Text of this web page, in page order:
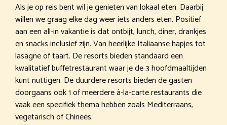
Als je op reis bent wil je genieten van lokaal eten. Daarbij
willen we graag elke dag weer iets anders eten. Positief
aan een all-in vakantie is dat ontbijt, lunch, diner, drankjes
en snacks inclusief zijn. Van heerlijke Italiaanse hapjes tot
lasagne of taart. De resorts bieden standaard een
kwalitatief buffetrestaurant waar je de 3 hoofdmaaltijden
kunt nuttigen. De duurdere resorts bieden de gasten
doorgaans ook 1 of meerdere à-la-carte restaurants die
vaak een specifiek thema hebben zoals Mediterraans,
vegetarisch of Chinees.